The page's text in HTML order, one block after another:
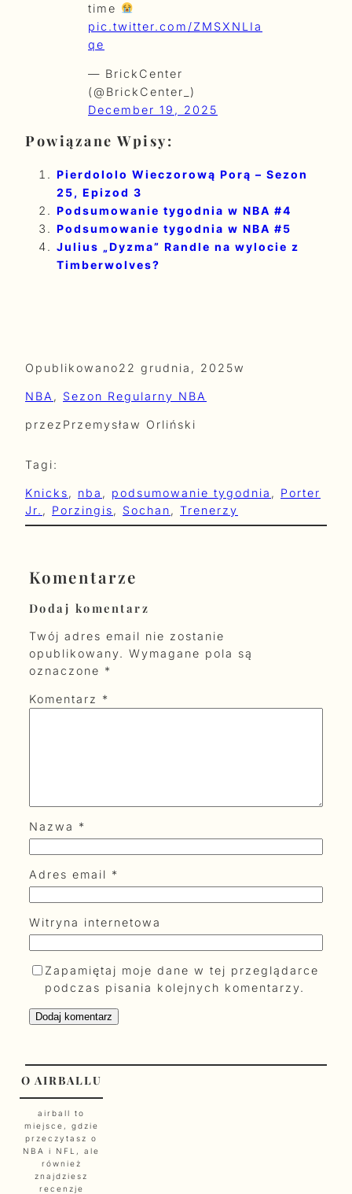
time
pic.twitter.com/ZMSXNLIa
qe
— BrickCenter
(@BrickCenter_)
December 19, 2025
Powiązane Wpisy:
Pierdololo Wieczorową Porą – Sezon
25, Epizod 3
Podsumowanie tygodnia w NBA #4
Podsumowanie tygodnia w NBA #5
Julius „Dyzma” Randle na wylocie z
Timberwolves?
Opublikowano22 grudnia, 2025w
NBA , Sezon Regularny NBA
przez Przemysław Orliński
Tagi:
Knicks, nba , podsumowanie tygodnia , Porter
Jr. , Porzingis, Sochan, Trenerzy
Komentarze
Dodaj komentarz
Twój adres email nie zostanie
opublikowany. Wymagane pola są
oznaczone *
Komentarz *
Nazwa *
Adres email *
Witryna internetowa
Zapamiętaj moje dane w tej przeglądarce
podczas pisania kolejnych komentarzy.
O AIRBALLU
airball to
miejsce, gdzie
przeczytasz o
NBA i NFL, ale
również
znajdziesz
recenzje